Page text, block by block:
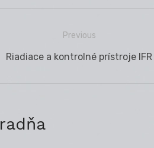
Previous
Previous
Riadiace a kontrolné prístroje IFR